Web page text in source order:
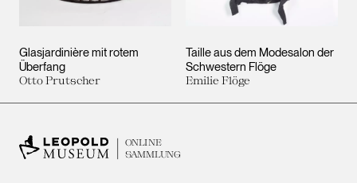
Glasjardinière mit rotem
Überfang
Otto Prutscher
Taille aus dem Modesalon der
Schwestern Flöge
Emilie Flöge
ONLINE
SAMMLUNG